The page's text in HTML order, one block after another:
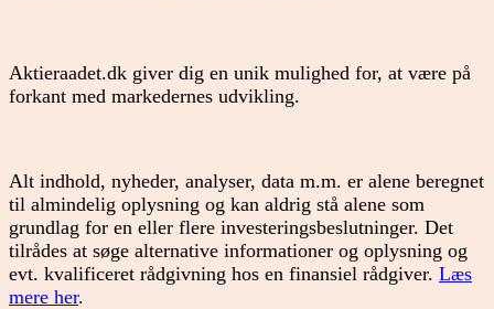
Aktieraadet.dk giver dig en unik mulighed for, at være på
forkant med markedernes udvikling.
Alt indhold, nyheder, analyser, data m.m. er alene beregnet
til almindelig oplysning og kan aldrig stå alene som
grundlag for en eller flere investeringsbeslutninger. Det
tilrådes at søge alternative informationer og oplysning og
evt. kvalificeret rådgivning hos en finansiel rådgiver. Læs
mere her.